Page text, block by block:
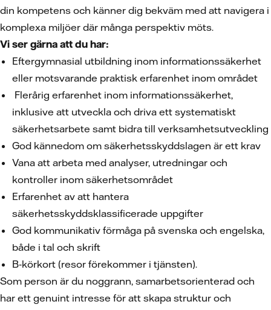
din kompetens och känner dig bekväm med att navigera i
komplexa miljöer där många perspektiv möts.
Vi ser gärna att du har:
Eftergymnasial utbildning inom informationssäkerhet
eller motsvarande praktisk erfarenhet inom området
Flerårig erfarenhet inom informationssäkerhet,
inklusive att utveckla och driva ett systematiskt
säkerhetsarbete samt bidra till verksamhetsutveckling
God kännedom om säkerhetsskyddslagen är ett krav
Vana att arbeta med analyser, utredningar och
kontroller inom säkerhetsområdet
Erfarenhet av att hantera
säkerhetsskyddsklassificerade uppgifter
God kommunikativ förmåga på svenska och engelska,
både i tal och skrift
B‑körkort (resor förekommer i tjänsten).
Som person är du noggrann, samarbetsorienterad och
har ett genuint intresse för att skapa struktur och